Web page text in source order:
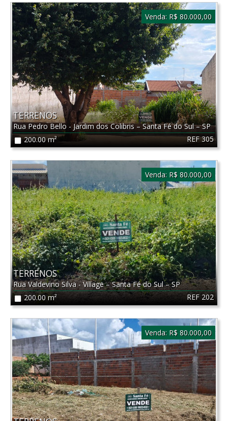
REF 305
TERRENOS
Rua Pedro Bello - Jardim dos Colibris–Santa Fé do Sul–SP
200.00 m²
Venda: R$ 80.000,00
REF 202
TERRENOS
Rua Valdevino Silva - Village–Santa Fé do Sul–SP
200.00 m²
Venda: R$ 80.000,00
Venda: R$ 80.000,00